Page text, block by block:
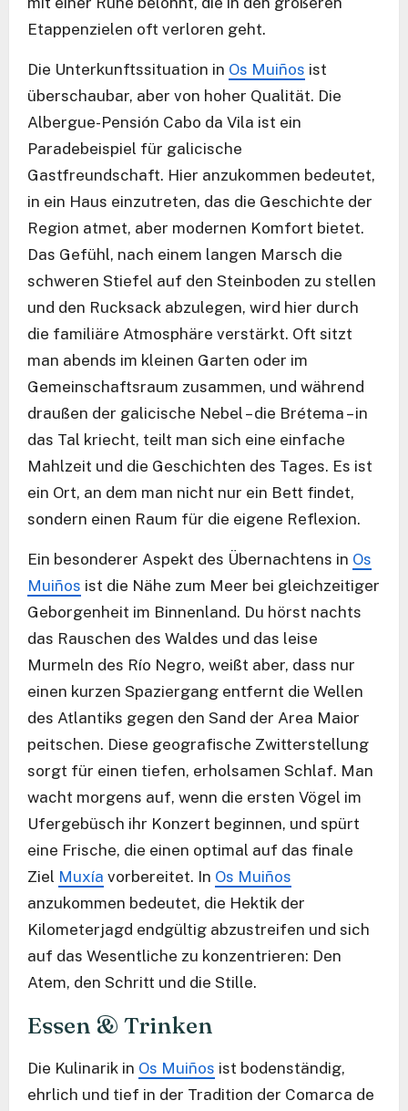
Etappenzielen oft verloren geht.
Die Unterkunftssituation in Os Muiños ist
überschaubar, aber von hoher Qualität. Die
Albergue-Pensión Cabo da Vila ist ein
Paradebeispiel für galicische
Gastfreundschaft. Hier anzukommen bedeutet,
in ein Haus einzutreten, das die Geschichte der
Region atmet, aber modernen Komfort bietet.
Das Gefühl, nach einem langen Marsch die
schweren Stiefel auf den Steinboden zu stellen
und den Rucksack abzulegen, wird hier durch
die familiäre Atmosphäre verstärkt. Oft sitzt
man abends im kleinen Garten oder im
Gemeinschaftsraum zusammen, und während
draußen der galicische Nebel – die Brétema – in
das Tal kriecht, teilt man sich eine einfache
Mahlzeit und die Geschichten des Tages. Es ist
ein Ort, an dem man nicht nur ein Bett findet,
sondern einen Raum für die eigene Reflexion.
Ein besonderer Aspekt des Übernachtens in Os
Muiños ist die Nähe zum Meer bei gleichzeitiger
Geborgenheit im Binnenland. Du hörst nachts
das Rauschen des Waldes und das leise
Murmeln des Río Negro, weißt aber, dass nur
einen kurzen Spaziergang entfernt die Wellen
des Atlantiks gegen den Sand der Area Maior
peitschen. Diese geografische Zwitterstellung
sorgt für einen tiefen, erholsamen Schlaf. Man
wacht morgens auf, wenn die ersten Vögel im
Ufergebüsch ihr Konzert beginnen, und spürt
eine Frische, die einen optimal auf das finale
Ziel Muxía vorbereitet. In Os Muiños
anzukommen bedeutet, die Hektik der
Kilometerjagd endgültig abzustreifen und sich
auf das Wesentliche zu konzentrieren: Den
Atem, den Schritt und die Stille.
Essen & Trinken
Die Kulinarik in Os Muiños ist bodenständig,
ehrlich und tief in der Tradition der Comarca de